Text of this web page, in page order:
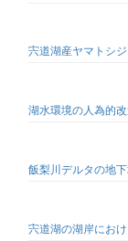
宍道湖産ヤマトシ
湖水環境の人為的
飯梨川デルタの地
宍道湖の湖岸にお